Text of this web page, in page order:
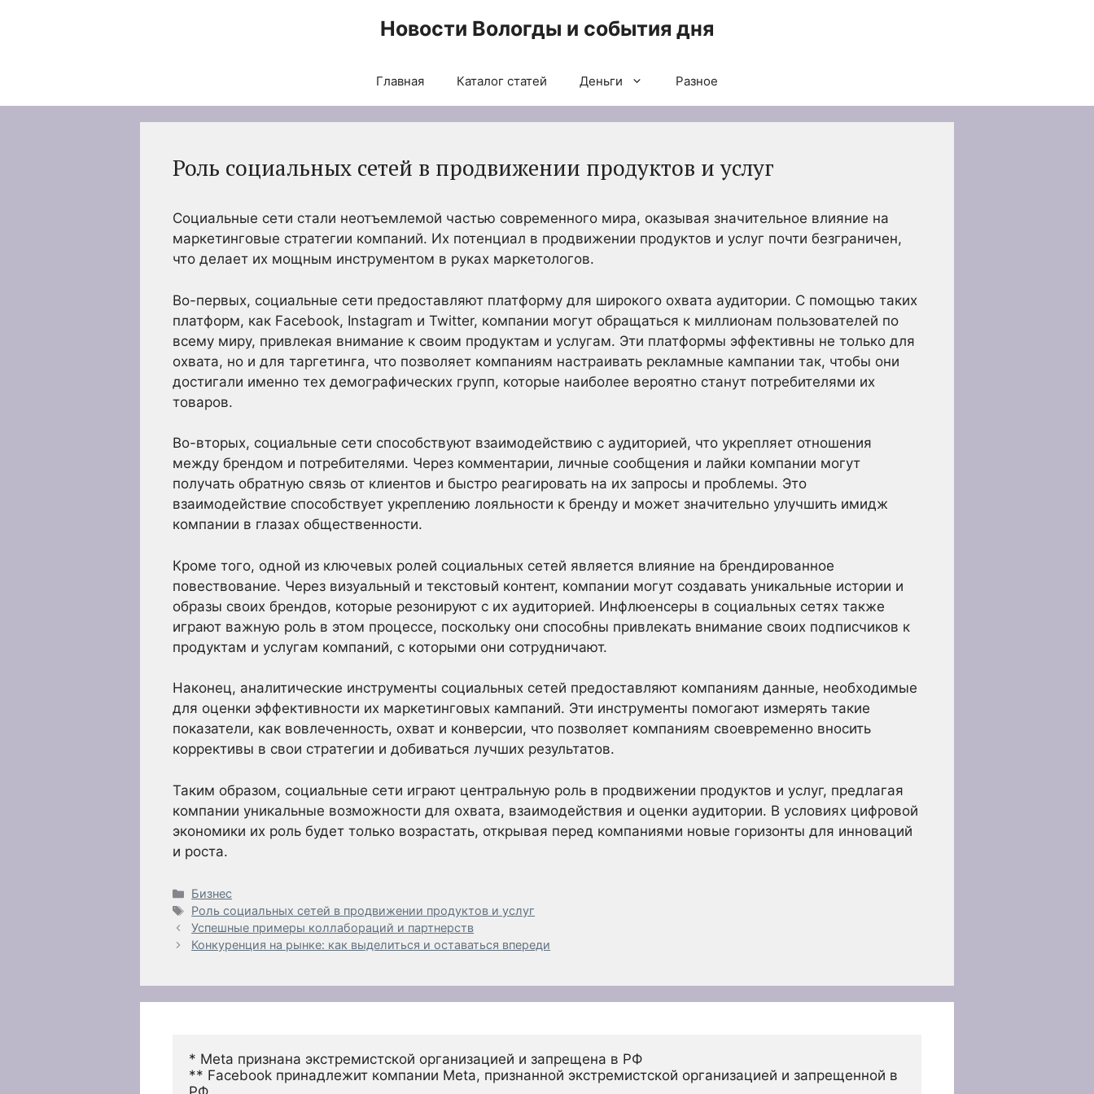
Новости Вологды и события дня
Главная Каталог статей Деньги Разное
Роль социальных сетей в продвижении продуктов и услуг
Социальные сети стали неотъемлемой частью современного мира, оказывая значительное влияние на
маркетинговые стратегии компаний. Их потенциал в продвижении продуктов и услуг почти безграничен,
что делает их мощным инструментом в руках маркетологов.
Во-первых, социальные сети предоставляют платформу для широкого охвата аудитории. С помощью таких
платформ, как Facebook, Instagram и Twitter, компании могут обращаться к миллионам пользователей по
всему миру, привлекая внимание к своим продуктам и услугам. Эти платформы эффективны не только для
охвата, но и для таргетинга, что позволяет компаниям настраивать рекламные кампании так, чтобы они
достигали именно тех демографических групп, которые наиболее вероятно станут потребителями их
товаров.
Во-вторых, социальные сети способствуют взаимодействию с аудиторией, что укрепляет отношения
между брендом и потребителями. Через комментарии, личные сообщения и лайки компании могут
получать обратную связь от клиентов и быстро реагировать на их запросы и проблемы. Это
взаимодействие способствует укреплению лояльности к бренду и может значительно улучшить имидж
компании в глазах общественности.
Кроме того, одной из ключевых ролей социальных сетей является влияние на брендированное
повествование. Через визуальный и текстовый контент, компании могут создавать уникальные истории и
образы своих брендов, которые резонируют с их аудиторией. Инфлюенсеры в социальных сетях также
играют важную роль в этом процессе, поскольку они способны привлекать внимание своих подписчиков к
продуктам и услугам компаний, с которыми они сотрудничают.
Наконец, аналитические инструменты социальных сетей предоставляют компаниям данные, необходимые
для оценки эффективности их маркетинговых кампаний. Эти инструменты помогают измерять такие
показатели, как вовлеченность, охват и конверсии, что позволяет компаниям своевременно вносить
коррективы в свои стратегии и добиваться лучших результатов.
Таким образом, социальные сети играют центральную роль в продвижении продуктов и услуг, предлагая
компании уникальные возможности для охвата, взаимодействия и оценки аудитории. В условиях цифровой
экономики их роль будет только возрастать, открывая перед компаниями новые горизонты для инноваций
и роста.
Рубрики
Бизнес
Метки
Роль социальных сетей в продвижении продуктов и услуг
Успешные примеры коллабораций и партнерств
Конкуренция на рынке: как выделиться и оставаться впереди
* Meta признана экстремистской организацией и запрещена в РФ
** Facebook принадлежит компании Meta, признанной экстремистской организацией и запрещенной в